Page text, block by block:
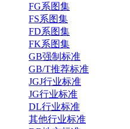
FG系图集
FS系图集
FD系图集
FK系图集
GB强制标准
GB/T推荐标准
JGJ行业标准
JG行业标准
DL行业标准
其他行业标准